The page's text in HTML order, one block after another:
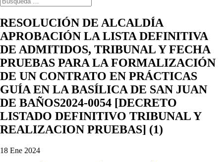
RESOLUCIÓN DE ALCALDÍA
APROBACIÓN LA LISTA DEFINITIVA
DE ADMITIDOS, TRIBUNAL Y FECHA
PRUEBAS PARA LA FORMALIZACIÓN
DE UN CONTRATO EN PRÁCTICAS
GUÍA EN LA BASÍLICA DE SAN JUAN
DE BAÑOS2024-0054 [DECRETO
LISTADO DEFINITIVO TRIBUNAL Y
REALIZACION PRUEBAS] (1)
18 Ene 2024